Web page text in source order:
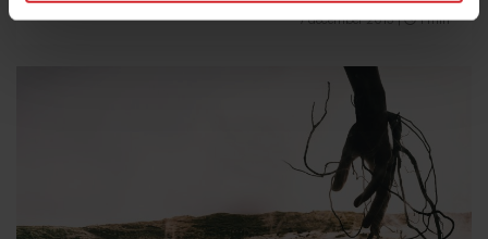
7 december 2015| 1 min